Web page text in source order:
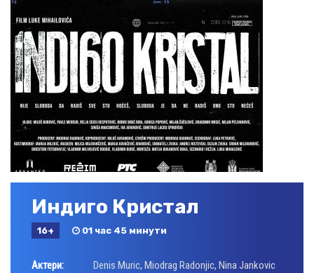
Индиго Кристал
16+ 01 час 45 минути
Актери: Denis Muric, Miodrag Radonjic, Nina Jankovic